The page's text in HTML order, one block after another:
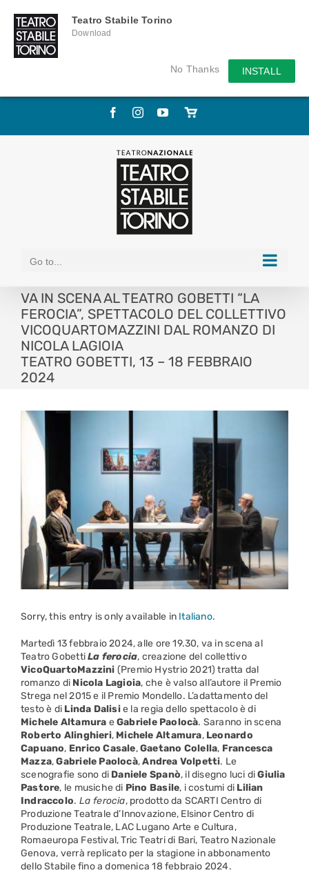
Teatro Stabile Torino
Download
No Thanks INSTALL
Skip
FacebookInstagramYouTube
Store
Go to...
VA IN SCENA AL TEATRO GOBETTI “LA
FEROCIA”, SPETTACOLO DEL COLLETTIVO
VICOQUARTOMAZZINI DAL ROMANZO DI
NICOLA LAGIOIA
TEATRO GOBETTI, 13 – 18 FEBBRAIO
2024
Sorry, this entry is only available in Italiano.
Martedì 13 febbraio 2024, alle ore 19.30, va in scena al
Teatro GobettiLa ferocia, creazione del collettivo
VicoQuartoMazzini (Premio Hystrio 2021) tratta dal
romanzo di Nicola Lagioia, che è valso all’autore il Premio
Strega nel 2015 e il Premio Mondello. L’adattamento del
testo è di Linda Dalisie la regia dello spettacolo è di
Michele Altamura eGabriele Paolocà. Saranno in scena
Roberto Alinghieri, Michele Altamura, Leonardo
Capuano, Enrico Casale,Gaetano Colella, Francesca
Mazza,Gabriele Paolocà,Andrea Volpetti. Le
scenografie sono di Daniele Spanò, il disegno luci diGiulia
Pastore, le musiche di Pino Basile, i costumi di Lilian
Indraccolo. La ferocia, prodotto da SCARTI Centro di
Produzione Teatrale d’Innovazione, Elsinor Centro di
Produzione Teatrale, LAC Lugano Arte e Cultura,
Romaeuropa Festival, Tric Teatri di Bari, Teatro Nazionale
Genova, verrà replicato per la stagione in abbonamento
dello Stabile fino a domenica 18 febbraio 2024.